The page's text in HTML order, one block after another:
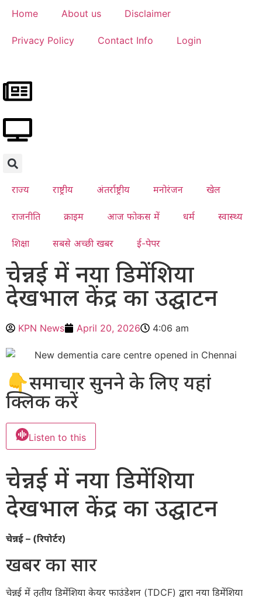
Home About us Disclaimer
Privacy Policy Contact Info Login
राज्य राष्ट्रीय अंतर्राष्ट्रीय मनोरंजन खेल
राजनीति क्राइम आज फोकस में धर्म स्वास्थ्य
शिक्षा सबसे अच्छी खबर ई-पेपर
चेन्नई में नया डिमेंशिया
देखभाल केंद्र का उद्घाटन
KPN News April 20, 2026 4:06 am
👇समाचार सुनने के लिए यहां
क्लिक करें
Listen to this
चेन्नई में नया डिमेंशिया
देखभाल केंद्र का उद्घाटन
चेन्नई – (रिपोर्टर)
खबर का सार
चेन्नई में तृतीय डिमेंशिया केयर फाउंडेशन (TDCF) द्वारा नया डिमेंशिया